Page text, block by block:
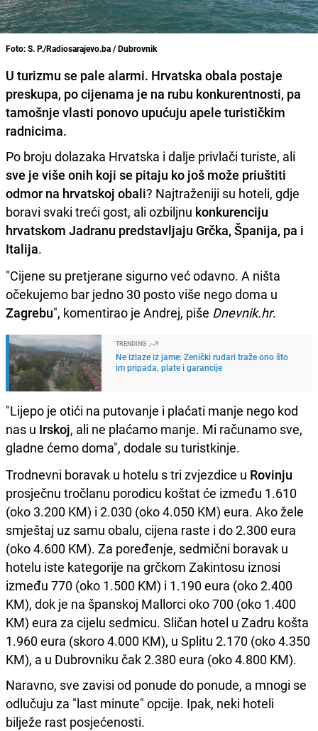
Foto: S. P./Radiosarajevo.ba / Dubrovnik
U turizmu se pale alarmi. Hrvatska obala postaje
preskupa, po cijenama je na rubu konkurentnosti, pa
tamošnje vlasti ponovo upućuju apele turističkim
radnicima.
Po broju dolazaka Hrvatska i dalje privlači turiste, ali
sve je više onih koji se pitaju ko još može priuštiti
odmor na hrvatskoj obali? Najtraženiji su hoteli, gdje
boravi svaki treći gost, ali ozbiljnu konkurenciju
hrvatskom Jadranu predstavljaju Grčka, Španija, pa i
Italija.
"Cijene su pretjerane sigurno već odavno. A ništa
očekujemo bar jedno 30 posto više nego doma u
Zagrebu", komentirao je Andrej, piše Dnevnik.hr.
TRENDING
Ne izlaze iz jame: Zenički rudari traže ono što
im pripada, plate i garancije
"Lijepo je otići na putovanje i plaćati manje nego kod
nas u Irskoj, ali ne plaćamo manje. Mi računamo sve,
gladne ćemo doma", dodale su turistkinje.
Trodnevni boravak u hotelu s tri zvjezdice u Rovinju
prosječnu tročlanu porodicu koštat će između 1.610
(oko 3.200 KM) i 2.030 (oko 4.050 KM) eura. Ako žele
smještaj uz samu obalu, cijena raste i do 2.300 eura
(oko 4.600 KM). Za poređenje, sedmični boravak u
hotelu iste kategorije na grčkom Zakintosu iznosi
između 770 (oko 1.500 KM) i 1.190 eura (oko 2.400
KM), dok je na španskoj Mallorci oko 700 (oko 1.400
KM) eura za cijelu sedmicu. Sličan hotel u Zadru košta
1.960 eura (skoro 4.000 KM), u Splitu 2.170 (oko 4.350
KM), a u Dubrovniku čak 2.380 eura (oko 4.800 KM).
Naravno, sve zavisi od ponude do ponude, a mnogi se
odlučuju za "last minute" opcije. Ipak, neki hoteli
bilježe rast posjećenosti.